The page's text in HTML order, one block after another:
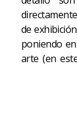
de
poniendo
arte (en